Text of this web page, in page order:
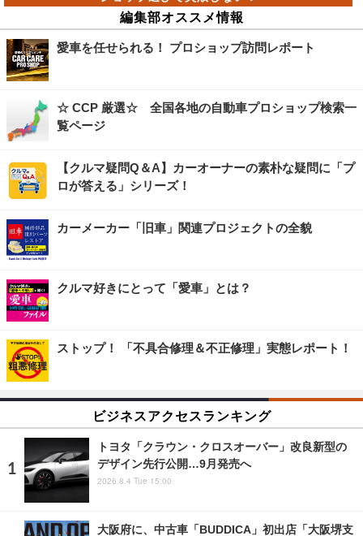
編集部オススメ情報
愛車を任せられる！ プロショップ訪問レポート
☆ CCP 厳選☆ 全国各地の自動車プロショップ検索一
覧ページ
【クルマ疑問Q＆A】カーオーナーの素朴な疑問に「プ
ロが答える」シリーズ！
カーメーカー「旧車」関連プロジェクトの全貌
クルマ好きにとって「愛車」とは？
ストップ！ 「不具合修理＆不正修理」実態レポート！
ビジネスアクセスランキング
トヨタ「クラウン・クロスオーバー」改良新型の
デザイン先行公開…9月発売へ
2026.8.4 Tue 15:00
大阪府に、中古車「BUDDICA」初出店「大阪堺支